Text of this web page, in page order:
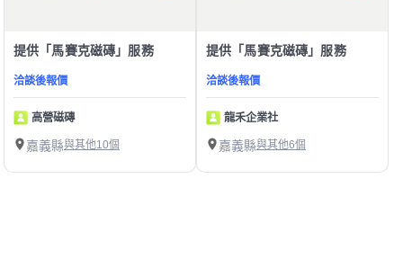
提供「馬賽克磁磚」服務
洽談後報價
高營磁磚
嘉義縣與其他10個
提供「馬賽克磁磚」服務
洽談後報價
龍禾企業社
嘉義縣與其他6個